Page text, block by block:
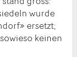
wurde
ersetzt;
keinen